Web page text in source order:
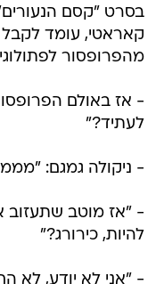
בסרט "קסם
קאראטי, עומד לקבל
מהפרופסור
- אז באולם
לעתיד?"
- ניקולה גמגם:
- "אז מוטב שתעזוב
להיות, כירורג?"
- "אני לא יודע, לא